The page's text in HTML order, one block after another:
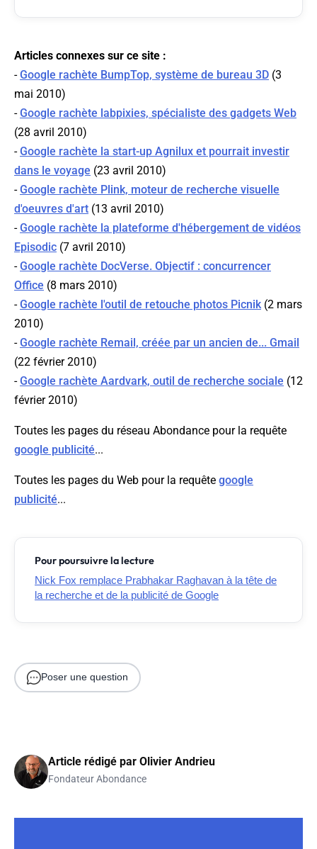
Articles connexes sur ce site :
-Google rachète BumpTop, système de bureau 3D (3
mai 2010)
-Google rachète labpixies, spécialiste des gadgets Web
(28 avril 2010)
-Google rachète la start-up Agnilux et pourrait investir
dans le voyage (23 avril 2010)
-Google rachète Plink, moteur de recherche visuelle
d'oeuvres d'art (13 avril 2010)
-Google rachète la plateforme d'hébergement de vidéos
Episodic (7 avril 2010)
-Google rachète DocVerse. Objectif : concurrencer
Office (8 mars 2010)
-Google rachète l'outil de retouche photos Picnik(2 mars
2010)
-Google rachète Remail, créée par un ancien de... Gmail
(22 février 2010)
-Google rachète Aardvark, outil de recherche sociale (12
février 2010)
Toutes les pages du réseau Abondance pour la requête
google publicité...
Toutes les pages du Web pour la requête google
publicité...
Pour poursuivre la lecture
Nick Fox remplace Prabhakar Raghavan à la tête de
la recherche et de la publicité de Google
Poser une question
Article rédigé par Olivier Andrieu
Fondateur Abondance